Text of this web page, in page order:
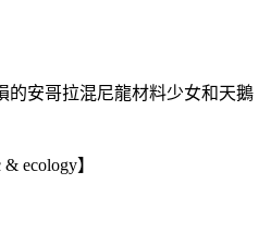
的安哥拉混尼龍材料少女和天鵝
ecology】